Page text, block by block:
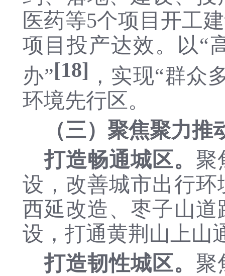
医药等5个项目开工
项目投产达效。 以“
办”[18] ，实现“群众
环境先行区。
（三）聚焦聚力推
打造畅通城区。 聚
设，改善城市出行
西延改造、枣子山
设，打通黄荆山上山
打造韧性城区。 聚